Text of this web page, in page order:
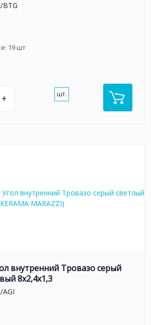
BTG
19шт
+ шт.
внутренний Тровазо серый
8x2,4x1,3
AGI